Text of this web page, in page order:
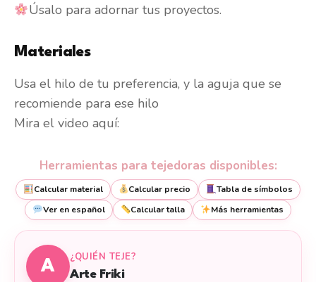
Úsalo para adornar tus proyectos.
Materiales
Usa el hilo de tu preferencia, y la aguja que se
recomiende para ese hilo
Mira el video aquí:
Herramientas para tejedoras disponibles:
Calcular material Calcular precio
Tabla de símbolos
Ver en español
Calcular talla Más herramientas
A
¿QUIÉN TEJE?
Arte Friki